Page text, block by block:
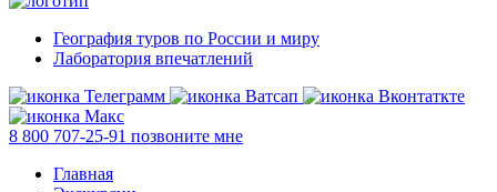
География туров по России и миру
Лаборатория впечатлений
8 800 707-25-91 позвоните мне
Главная